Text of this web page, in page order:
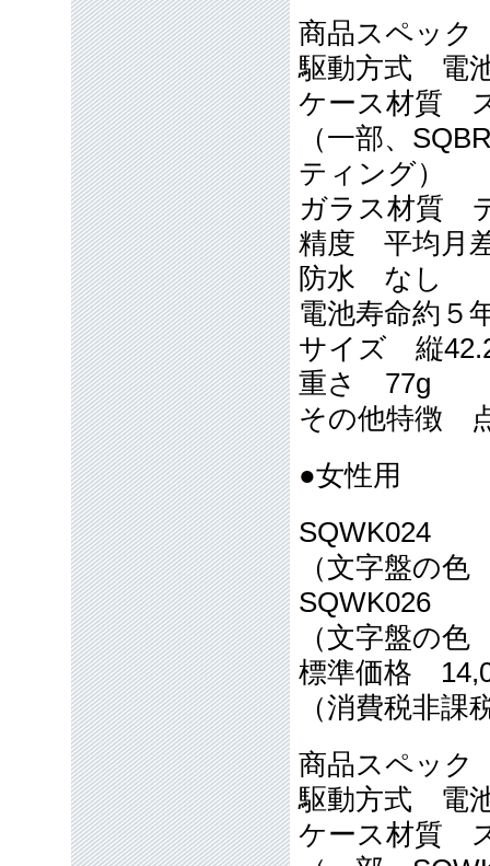
商品スペック
駆動方式 電
ケース材質
（一部、
ティング）
ガラス材質
精度 平均月
防水 なし
電池寿命約５
サイズ 縦
重さ 77g
その他特徴
●女性用
SQWK024
（文字盤の
SQWK026
（文字盤の
標準価格
（消費税非課
商品スペック
駆動方式 電
ケース材質